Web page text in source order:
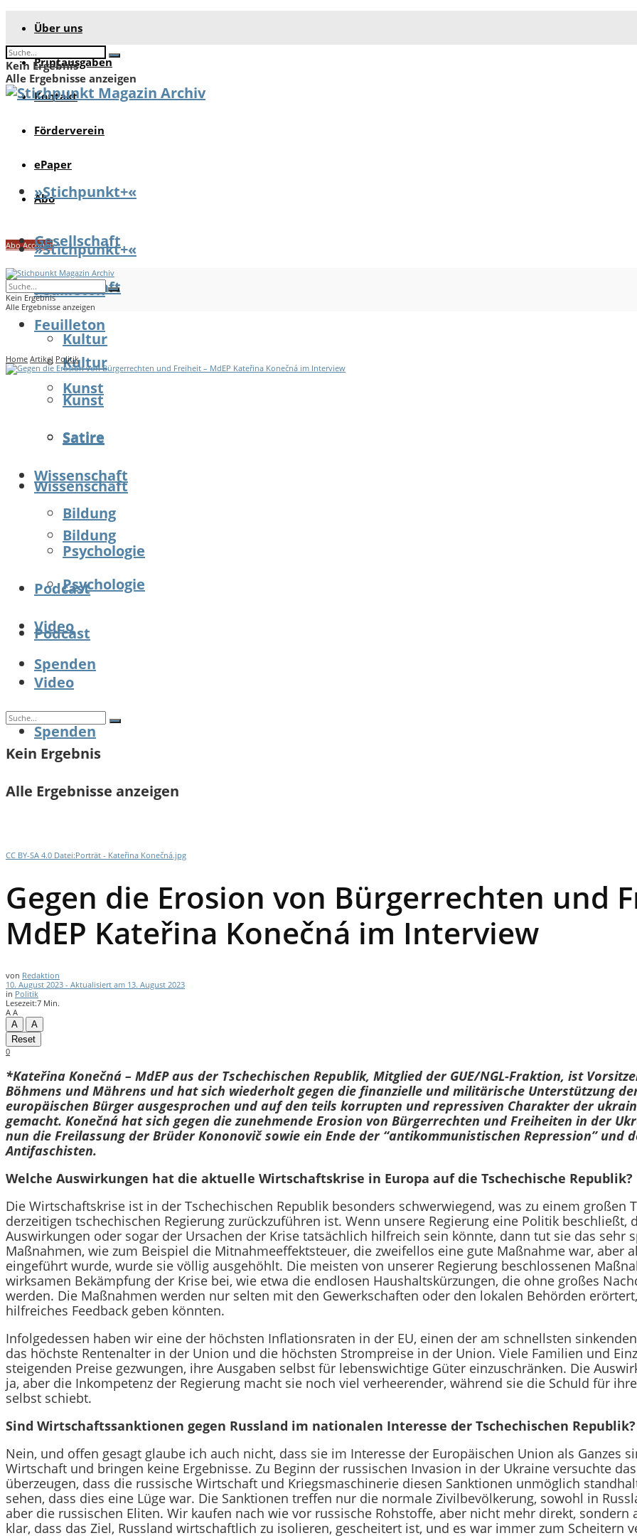
Über uns
Printausgaben
Kontakt
Förderverein
ePaper
Abo
Abo Account
Kein Ergebnis
Alle Ergebnisse anzeigen
»Stichpunkt+«
Gesellschaft
Feuilleton
Kultur
Kunst
Satire
Wissenschaft
Bildung
Psychologie
Podcast
Video
Spenden
»Stichpunkt+«
Gesellschaft
Feuilleton
Kultur
Kunst
Satire
Wissenschaft
Bildung
Psychologie
Podcast
Video
Spenden
Kein Ergebnis
Alle Ergebnisse anzeigen
Kein Ergebnis
Alle Ergebnisse anzeigen
Home Artikel Politik
CC BY-SA 4.0 Datei:Porträt - Kateřina Konečná.jpg
Gegen die Erosion von Bürgerrechten und
MdEP Kateřina Konečná im Interview
von Redaktion
10. August 2023 - Aktualisiert am 13. August 2023
in Politik
Lesezeit:7 Min.
A A
A
A
Reset
0
*Kateřina Konečná – MdEP aus der Tschechischen Republik, Mitglied der GUE/NGL-Fraktion, ist
Böhmens und Mährens und hat sich wiederholt gegen die finanzielle und militärische Unterstützung
europäischen Bürger ausgesprochen und auf den teils korrupten und repressiven Charakter der
gemacht. Konečná hat sich gegen die zunehmende Erosion von Bürgerrechten und Freiheiten in der
nun die Freilassung der Brüder Kononovič sowie ein Ende der “antikommunistischen Repression” und
Antifaschisten.
Welche Auswirkungen hat die aktuelle Wirtschaftskrise in Europa auf die Tschechische Republik?
Die Wirtschaftskrise ist in der Tschechischen Republik besonders schwerwiegend, was zu einem großen
derzeitigen tschechischen Regierung zurückzuführen ist. Wenn unsere Regierung eine Politik beschließt,
Auswirkungen oder sogar der Ursachen der Krise tatsächlich hilfreich sein könnte, dann tut sie das sehr
Maßnahmen, wie zum Beispiel die Mitnahmeeffektsteuer, die zweifellos eine gute Maßnahme war, aber
eingeführt wurde, wurde sie völlig ausgehöhlt. Die meisten von unserer Regierung beschlossenen
wirksamen Bekämpfung der Krise bei, wie etwa die endlosen Haushaltskürzungen, die ohne großes
werden. Die Maßnahmen werden nur selten mit den Gewerkschaften oder den lokalen Behörden
hilfreiches Feedback geben könnten.
Infolgedessen haben wir eine der höchsten Inflationsraten in der EU, einen der am schnellsten
das höchste Rentenalter in der Union und die höchsten Strompreise in der Union. Viele Familien und
steigenden Preise gezwungen, ihre Ausgaben selbst für lebenswichtige Güter einzuschränken. Die
ja, aber die Inkompetenz der Regierung macht sie noch viel verheerender, während sie die Schuld für
selbst schiebt.
Sind Wirtschaftssanktionen gegen Russland im nationalen Interesse der Tschechischen Republik?
Nein, und offen gesagt glaube ich auch nicht, dass sie im Interesse der Europäischen Union als Ganzes
Wirtschaft und bringen keine Ergebnisse. Zu Beginn der russischen Invasion in der Ukraine versuchte
überzeugen, dass die russische Wirtschaft und Kriegsmaschinerie diesen Sanktionen unmöglich
sehen, dass dies eine Lüge war. Die Sanktionen treffen nur die normale Zivilbevölkerung, sowohl in
aber die russischen Eliten. Wir kaufen nach wie vor russische Rohstoffe, aber nicht mehr direkt,
klar, dass das Ziel, Russland wirtschaftlich zu isolieren, gescheitert ist, und es war immer zum Scheitern